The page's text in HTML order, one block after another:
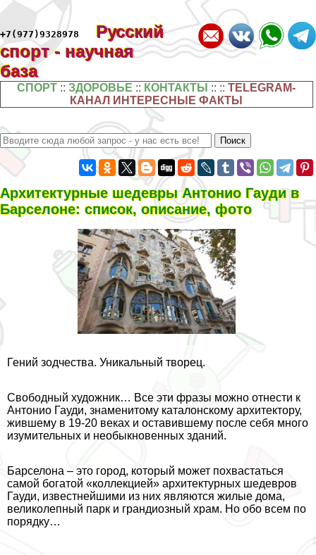
+7(977)9328978
Русский
спорт - научная
база
СПОРТ ::ЗДОРОВЬЕ :: КОНТАКТЫ :: ::TELEGRAM-
КАНАЛ ИНТЕРЕСНЫЕ ФАКТЫ
Архитектурные шедевры Антонио Гауди в
Барселоне: список, описание, фото
Гений зодчества. Уникальный творец.
Свободный художник… Все эти фразы можно отнести к
Антонио Гауди, знаменитому каталонскому архитектору,
жившему в 19-20 веках и оставившему после себя много
изумительных и необыкновенных зданий.
Барселона – это город, который может похвастаться
самой богатой «коллекцией» архитектурных шедевров
Гауди, известнейшими из них являются жилые дома,
великолепный парк и грандиозный храм. Но обо всем по
порядку…